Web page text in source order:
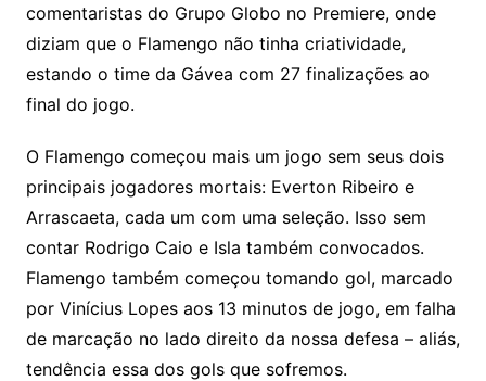
comentaristas do Grupo Globo no Premiere, onde
diziam que o Flamengo não tinha criatividade,
estando o time da Gávea com 27 finalizações ao
final do jogo.
O Flamengo começou mais um jogo sem seus dois
principais jogadores mortais: Everton Ribeiro e
Arrascaeta, cada um com uma seleção. Isso sem
contar Rodrigo Caio e Isla também convocados.
Flamengo também começou tomando gol, marcado
por Vinícius Lopes aos 13 minutos de jogo, em falha
de marcação no lado direito da nossa defesa – aliás,
tendência essa dos gols que sofremos.